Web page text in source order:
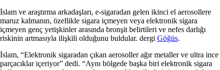
İslam ve araştırma arkadaşları, e-sigaradan gelen ikinci el aerosollere
maruz kalmanın, özellikle sigara içmeyen veya elektronik sigara
içmeyen genç yetişkinler arasında bronşit belirtileri ve nefes darlığı
riskinin artmasıyla ilişkili olduğunu buldular. dergi Göğüs.
İslam, “Elektronik sigaradan çıkan aerosoller ağır metaller ve ultra ince
parçacıklar içeriyor” dedi. “Aynı bölgede başka biri elektronik sigara